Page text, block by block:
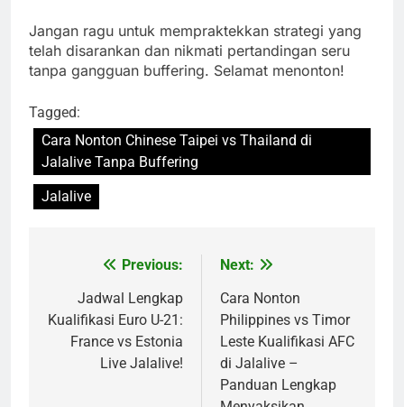
Jangan ragu untuk mempraktekkan strategi yang
telah disarankan dan nikmati pertandingan seru
tanpa gangguan buffering. Selamat menonton!
Tagged:
Cara Nonton Chinese Taipei vs Thailand di
Jalalive Tanpa Buffering
Jalalive
navigation
Previous:
Jadwal Lengkap
Kualifikasi Euro U-21:
France vs Estonia
Live Jalalive!
Next:
Cara Nonton
Philippines vs Timor
Leste Kualifikasi AFC
di Jalalive –
Panduan Lengkap